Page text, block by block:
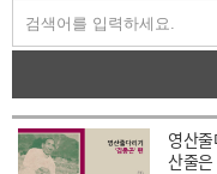
영산
산줄